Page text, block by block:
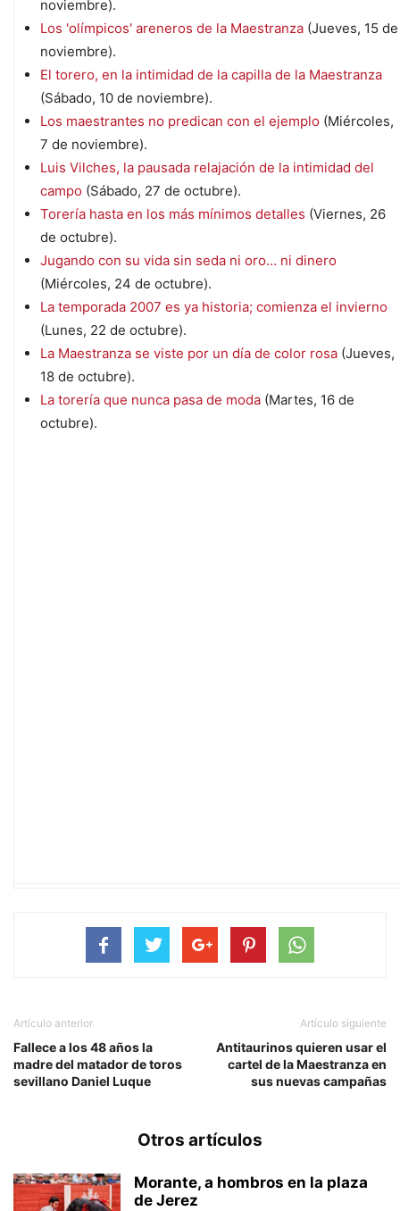
noviembre).
Los 'olímpicos' areneros de la Maestranza (Jueves, 15 de
noviembre).
El torero, en la intimidad de la capilla de la Maestranza
(Sábado, 10 de noviembre).
Los maestrantes no predican con el ejemplo (Miércoles,
7 de noviembre).
Luis Vilches, la pausada relajación de la intimidad del
campo (Sábado, 27 de octubre).
Torería hasta en los más mínimos detalles (Viernes, 26
de octubre).
Jugando con su vida sin seda ni oro… ni dinero
(Miércoles, 24 de octubre).
La temporada 2007 es ya historia; comienza el invierno
(Lunes, 22 de octubre).
La Maestranza se viste por un día de color rosa (Jueves,
18 de octubre).
La torería que nunca pasa de moda (Martes, 16 de
octubre).
Artículo anterior
Fallece a los 48 años la
madre del matador de toros
sevillano Daniel Luque
Artículo siguiente
Antitaurinos quieren usar el
cartel de la Maestranza en
sus nuevas campañas
Otros artículos
Morante, a hombros en la plaza
de Jerez